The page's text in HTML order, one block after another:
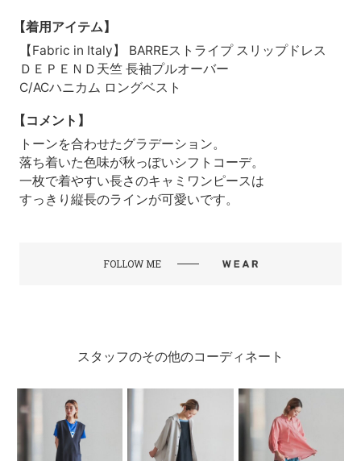
【着用アイテム】
【Fabric in Italy】 BARREストライプ スリップドレス
ＤＥＰＥＮＤ天竺 長袖プルオーバー
C/ACハニカム ロングベスト
【コメント】
トーンを合わせたグラデーション。
落ち着いた色味が秋っぽいシフトコーデ。
一枚で着やすい長さのキャミワンピースは
すっきり縦長のラインが可愛いです。
FOLLOW ME
スタッフのその他のコーディネート